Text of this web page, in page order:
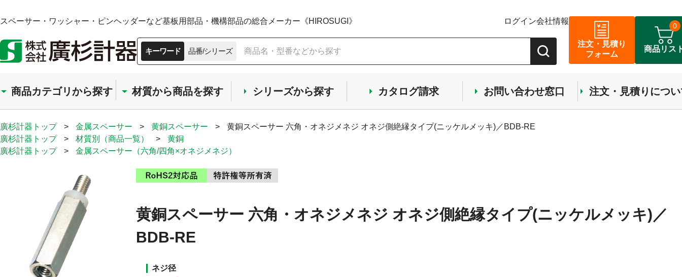
スペーサー・ワッシャー・ピンヘッダーなど基板用部品・機構部品の総合メーカー《HIROSUGI》 ログイン会社情報
キーワード 品番/シリーズ
注文・見積り
フォーム
商品リス
0
商品カテゴリから探す 材質から商品を探す シリーズから探す カタログ請求 お問い合わせ窓口 注文・見積りにつ
廣杉計器トップ > 金属スペーサー > 黄銅スペーサー >
黄銅スペーサー 六角・オネジメネジ オネジ側絶縁タイプ(ニッケルメッキ)／BDB-RE
廣杉計器トップ
> 材質別（商品一覧） >
黄銅
廣杉計器トップ
> 金属スペーサー（六角/四角×オネジメネジ）
黄銅スペーサー 六角・オネジメネジ オネジ側絶縁タイプ(ニッケルメッキ)／
BDB-RE
ネジ径